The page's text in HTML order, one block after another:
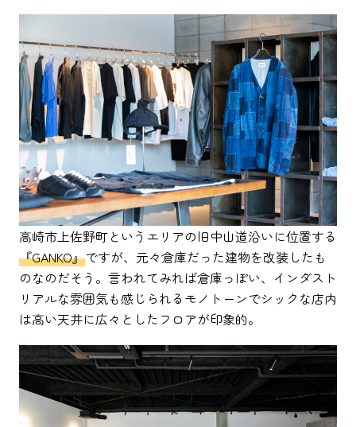
高崎市上佐野町というエリアの旧中山道沿いに位置する
『GANKO』ですが、元々倉庫だった建物を改装したも
のなのだそう。言われてみれば倉庫っぽい、インダスト
リアルな雰囲気も感じられるモノトーンでシックな店内
は高い天井に広々としたフロアが印象的。